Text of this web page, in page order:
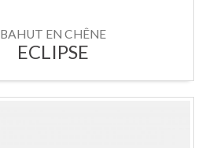
BAHUT EN CHÊNE
ECLIPSE